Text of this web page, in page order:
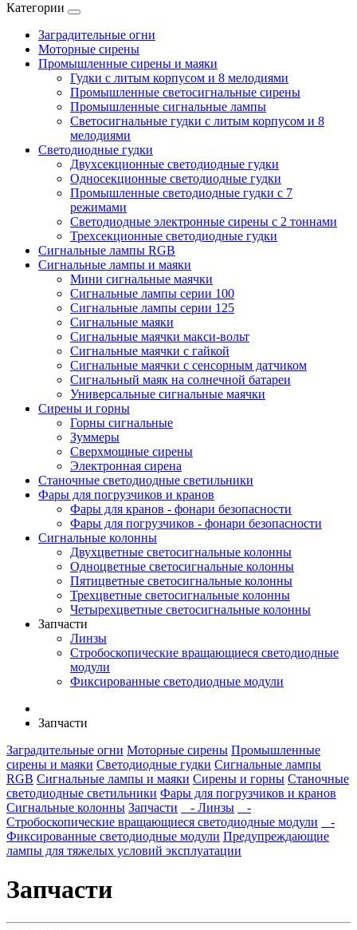
Категории
Заградительные огни
Моторные сирены
Промышленные сирены и маяки
Гудки с литым корпусом и 8 мелодиями
Промышленные светосигнальные сирены
Промышленные сигнальные лампы
Светосигнальные гудки с литым корпусом и 8
мелодиями
Светодиодные гудки
Двухсекционные светодиодные гудки
Односекционные светодиодные гудки
Промышленные светодиодные гудки с 7
режимами
Светодиодные электронные сирены с 2 тоннами
Трехсекционные светодиодные гудки
Сигнальные лампы RGB
Сигнальные лампы и маяки
Мини сигнальные маячки
Сигнальные лампы серии 100
Сигнальные лампы серии 125
Сигнальные маяки
Сигнальные маячки макси-вольт
Сигнальные маячки с гайкой
Сигнальные маячки с сенсорным датчиком
Сигнальный маяк на солнечной батареи
Универсальные сигнальные маячки
Сирены и горны
Горны сигнальные
Зуммеры
Сверхмощные сирены
Электронная сирена
Станочные светодиодные светильники
Фары для погрузчиков и кранов
Фары для кранов - фонари безопасности
Фары для погрузчиков - фонари безопасности
Сигнальные колонны
Двухцветные светосигнальные колонны
Одноцветные светосигнальные колонны
Пятицветные светосигнальные колонны
Трехцветные светосигнальные колонны
Четырехцветные светосигнальные колонны
Запчасти
Линзы
Стробоскопические вращающиеся светодиодные
модули
Фиксированные светодиодные модули
Запчасти
Заградительные огни Моторные сирены Промышленные
сирены и маяки Светодиодные гудки Сигнальные лампы
RGB Сигнальные лампы и маяки Сирены и горны Станочные
светодиодные светильники Фары для погрузчиков и кранов
Сигнальные колонны Запчасти - Линзы
-
Стробоскопические вращающиеся светодиодные модули
-
Фиксированные светодиодные модули Предупреждающие
лампы для тяжелых условий эксплуатации
Запчасти